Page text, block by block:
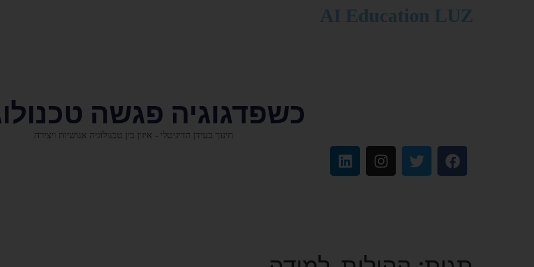
AI Education LUZ
כשפדגוגיה פגשה
חינוך בעידן הדיגיטלי - איזון בין טכנולוגיה אנושיות ויצירה